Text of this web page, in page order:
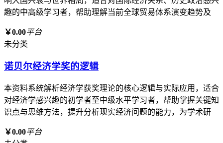
趣的中高级学习者，帮助理解当前全球贸易体系演变趋势及
￥0.00平台
未分类
诺贝尔经济学奖的逻辑
本资料系统解析经济学获奖理论的核心逻辑与实际应用，适合
对经济学感兴趣的初学者至中级水平学习者，帮助掌握关键知
识点与思维方法，提升分析现实经济问题的能力，为学术研
￥0.00平台